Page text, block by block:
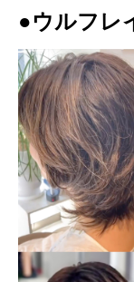
●ウルフレ